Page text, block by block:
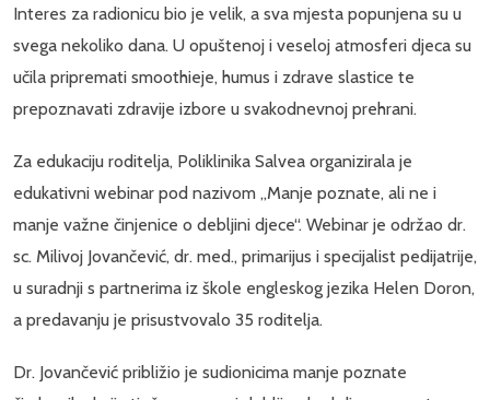
Interes za radionicu bio je velik, a sva mjesta popunjena su u
svega nekoliko dana. U opuštenoj i veseloj atmosferi djeca su
učila pripremati smoothieje, humus i zdrave slastice te
prepoznavati zdravije izbore u svakodnevnoj prehrani.
Za edukaciju roditelja, Poliklinika Salvea organizirala je
edukativni webinar pod nazivom „Manje poznate, ali ne i
manje važne činjenice o debljini djece“. Webinar je održao dr.
sc. Milivoj Jovančević, dr. med., primarijus i specijalist pedijatrije,
u suradnji s partnerima iz škole engleskog jezika Helen Doron,
a predavanju je prisustvovalo 35 roditelja.
Dr. Jovančević približio je sudionicima manje poznate